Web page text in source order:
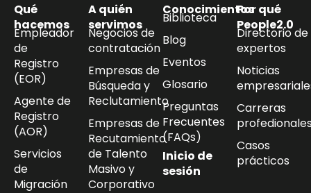
Qué
hacemos
Empleador
de
Registro
(EOR)
Agente de
Registro
(AOR)
Servicios
de
Migración
A quién
servimos
Negocios de
contratación
Empresas de
Búsqueda y
Reclutamiento
Empresas de
Recutamiento
de Talento
Masivo y
Corporativo
Conocimientos
Biblioteca
Blog
Eventos
Glosario
Preguntas
Frecuentes
(FAQs)
Inicio de
sesión
Por qué
People2.0
Directorio de
expertos
Noticias
Carreras
Casos
prácticos